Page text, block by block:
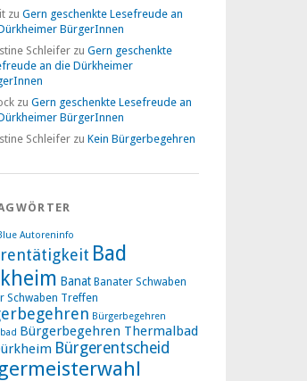
zu Gern geschenkte Lesefreude an
BürgerInnen
Schleifer zu Gern geschenkte
an die Dürkheimer
zu Gern geschenkte Lesefreude an
BürgerInnen
Schleifer zu Kein Bürgerbegehren
Autoreninfo
Bad
Banat Banater Schwaben
Schwaben Treffen
Bürgerbegehren
Bürgerbegehren Thermalbad
Bürgerentscheid